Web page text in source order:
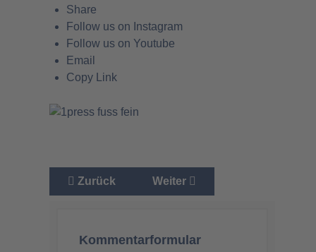
Share
Follow us on Instagram
Follow us on Youtube
Email
Copy Link
Vorheriger Beitrag: Christina Baum:
Zurück Nächster Beitrag:
Weiter
Kommentarformular